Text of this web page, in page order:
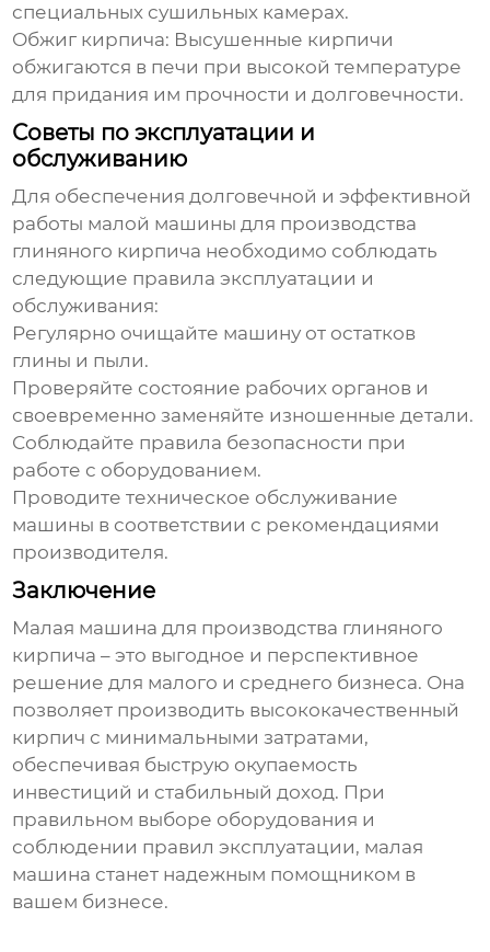
специальных сушильных камерах.
Обжиг кирпича: Высушенные кирпичи
обжигаются в печи при высокой температуре
для придания им прочности и долговечности.
Советы по эксплуатации и
обслуживанию
Для обеспечения долговечной и эффективной
работы малой машины для производства
глиняного кирпича необходимо соблюдать
следующие правила эксплуатации и
обслуживания:
Регулярно очищайте машину от остатков
глины и пыли.
Проверяйте состояние рабочих органов и
своевременно заменяйте изношенные детали.
Соблюдайте правила безопасности при
работе с оборудованием.
Проводите техническое обслуживание
машины в соответствии с рекомендациями
производителя.
Заключение
Малая машина для производства глиняного
кирпича – это выгодное и перспективное
решение для малого и среднего бизнеса. Она
позволяет производить высококачественный
кирпич с минимальными затратами,
обеспечивая быструю окупаемость
инвестиций и стабильный доход. При
правильном выборе оборудования и
соблюдении правил эксплуатации, малая
машина станет надежным помощником в
вашем бизнесе.